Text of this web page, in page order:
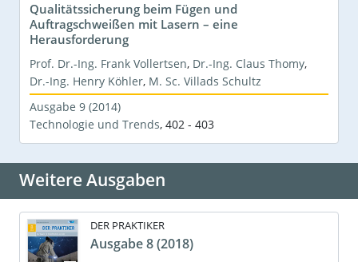
Qualitätssicherung beim Fügen und
Auftragschweißen mit Lasern – eine
Herausforderung
Prof. Dr.-Ing. Frank Vollertsen, Dr.-Ing. Claus Thomy,
Dr.-Ing. Henry Köhler, M. Sc. Villads Schultz
Ausgabe 9 (2014)
Technologie und Trends, 402 - 403
Weitere Ausgaben
DER PRAKTIKER
Ausgabe 8 (2018)